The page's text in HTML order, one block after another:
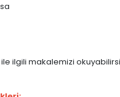
ile ilgili makalemizi